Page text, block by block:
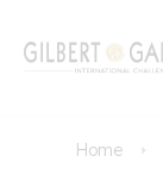
Home